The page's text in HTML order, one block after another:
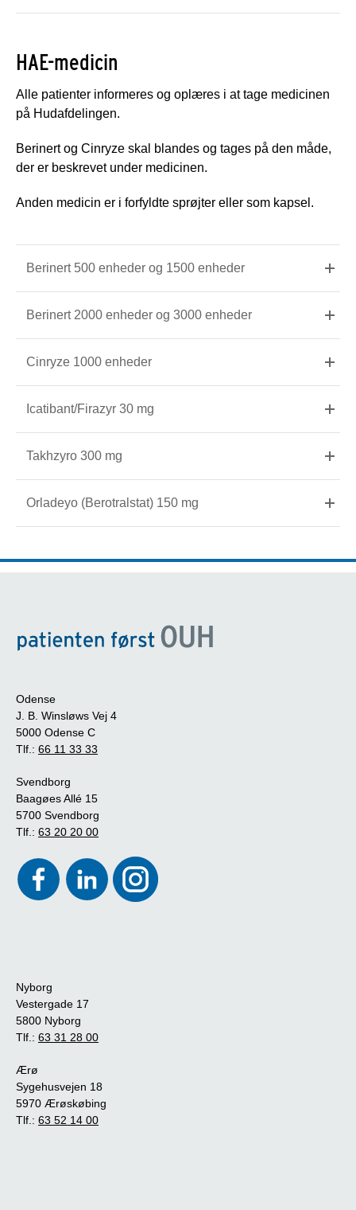
HAE-medicin
Alle patienter informeres og oplæres i at tage medicinen
på Hudafdelingen.
Berinert og Cinryze skal blandes og tages på den måde,
der er beskrevet under medicinen.
Anden medicin er i forfyldte sprøjter eller som kapsel.
Berinert 500 enheder og 1500 enheder
Berinert 2000 enheder og 3000 enheder
Cinryze 1000 enheder
Icatibant/Firazyr 30 mg
Takhzyro 300 mg
Orladeyo (Berotralstat) 150 mg
Odense
J. B. Winsløws Vej 4
5000 Odense C
Tlf.: 66 11 33 33
Svendborg
Baagøes Allé 15
5700 Svendborg
Tlf.: 63 20 20 00
Nyborg
Vestergade 17
5800 Nyborg
Tlf.: 63 31 28 00
Ærø
Sygehusvejen 18
5970 Ærøskøbing
Tlf.: 63 52 14 00